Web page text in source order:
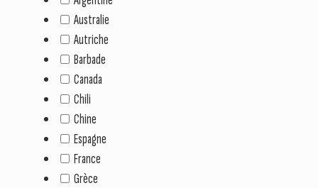
Australie
Autriche
Barbade
Canada
Chili
Chine
Espagne
France
Grèce